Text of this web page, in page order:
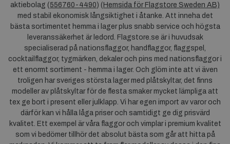
aktiebolag (556760-4490) ( Hemsida för Flagstore Sweden AB)
med stabil ekonomisk långsiktighet i åtanke. Att inneha det
bästa sortimentet hemma i lager plus snabb service och högsta
leveranssäkerhet är ledord. Flagstore.se är i huvudsak
specialiserad på nationsflaggor, handflaggor, flaggspel,
cocktailflaggor, tygmärken, dekaler och pins med nationsflaggor i
ett enormt sortiment - hemma i lager. Och glöm inte att vi även
troligen har sveriges största lager med plåtskyltar, det finns
modeller av plåtskyltar för de flesta smaker mycket lämpliga att
tex ge bort i present eller julklapp. Vi har egen import av varor och
därför kan vi hålla låga priser och samtidigt ge dig prisvärd
kvalitet. Ett exempel är våra flaggor och vimplar i premium kvalitet
som vi bedömer tillhör det absolut bästa som går att hitta på